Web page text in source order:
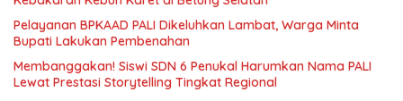
Pelayanan BPKAAD PALI Dikeluhkan Lambat, Warga Minta
Bupati Lakukan Pembenahan
Membanggakan! Siswi SDN 6 Penukal Harumkan Nama PALI
Lewat Prestasi Storytelling Tingkat Regional